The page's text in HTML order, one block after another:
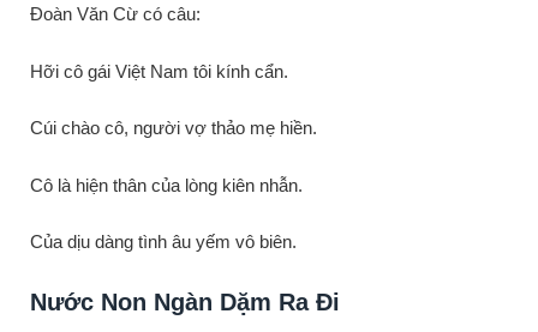
Đoàn Văn Cừ có câu:
Hỡi cô gái Việt Nam tôi kính cẩn.
Cúi chào cô, người vợ thảo mẹ hiền.
Cô là hiện thân của lòng kiên nhẫn.
Của dịu dàng tình âu yếm vô biên.
Nước Non Ngàn Dặm Ra Đi